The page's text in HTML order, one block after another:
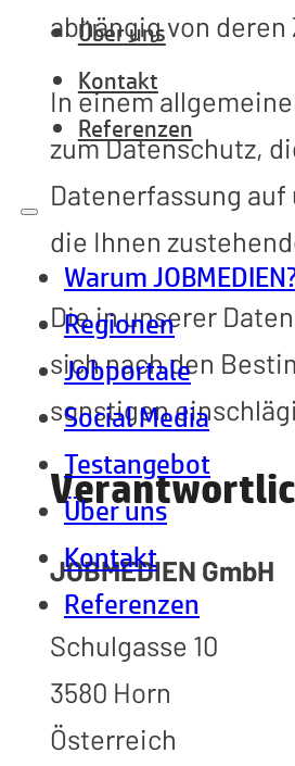
Über uns
Kontakt
Referenzen
Warum
Regionen
Jobportale
Social Media
Testangebot
Über uns
Kontakt
Referenzen
abhängig von
In einem
zum Datenschutz,
Datenerfassung
die Ihnen
Die in unserer
sich nach den
sonstigen
JOBMEDIEN GmbH
Schulgasse 10
3580 Horn
Österreich